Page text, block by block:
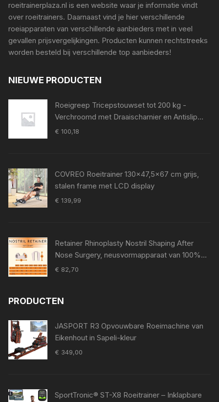
roeitrainerplaza.nl is een website waar je informatie vindt
over roeitrainers. Daarnaast vind je hier verschillende
roeiapparaten van verschillende aanbieders met in veel
gevallen prijsvergelijkingen. Producten kunnen rechtstreeks
worden besteld bij verschillende top aanbieders!
NIEUWE PRODUCTEN
Roeigreep Tricepstouwset tot 200 kg -
Verchroomd met Draaischarnier en Antislip
Grip voor Krachttraining
€ 100,18
COVREO Roeitrainer 130x47,5x67 cm grijs,
stalen frame met LCD display
€ 139,99
Retainer Rhinoplasty Nostril Shaping After
Nose Surgery, neusvormapparaat van 100%
medische siliconen, neuspad voor Surgery,
€ 82,70
PRODUCTEN
JASPORT R3 Opvouwbare Roeimachine van
Eikenhout in Sapeli-kleur
€ 349,00
SportTronic® ST-X8 Roeitrainer – Inklapbare